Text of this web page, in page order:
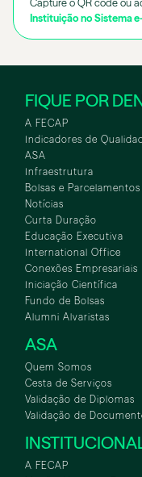
Capture o QR code ou
Instituição no Sistema
FIQUE POR
A FECAP
Indicadores de
ASA
Infraestrutura
Bolsas e Parcelamentos
Notícias
Curta Duração
Educação Executiva
International Office
Conexões Empresariais
Iniciação Científica
Fundo de Bolsas
Alumni Alvaristas
ASA
Quem Somos
Cesta de Serviços
Validação de Diplomas
Validação de
A FECAP